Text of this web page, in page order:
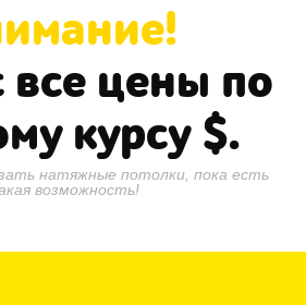
все цены по
курсу $.
натяжные потолки, пока есть
возможность!